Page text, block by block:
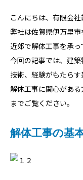
こんにちは、有限会社
弊社は佐賀県伊万里
近郊で解体工事を承っ
今回の記事では、建
技術、経験がもたらす
解体工事に関心があ
までご覧ください。
解体工事の基